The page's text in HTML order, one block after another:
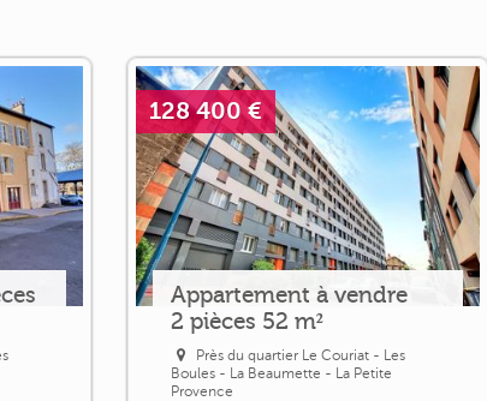
128 400 €
Appartement à vendre
2 pièces 52 m²
Près du quartier Le Couriat - Les
Boules - La Beaumette - La Petite
Provence